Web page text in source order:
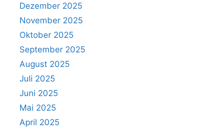
Dezember 2025
November 2025
Oktober 2025
September 2025
August 2025
Juli 2025
Juni 2025
Mai 2025
April 2025